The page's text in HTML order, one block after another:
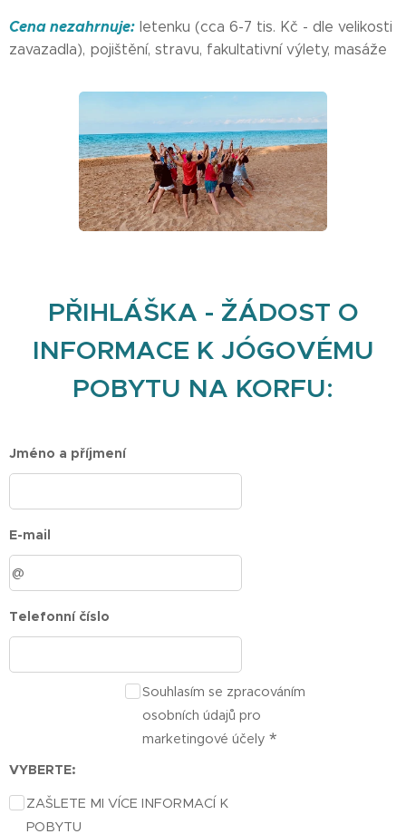
Cena nezahrnuje: letenku (cca 6-7 tis. Kč - dle velikosti
zavazadla), pojištění, stravu, fakultativní výlety, masáže
PŘIHLÁŠKA - ŽÁDOST O
INFORMACE K JÓGOVÉMU
POBYTU NA KORFU:
Jméno a příjmení
E-mail
Telefonní číslo
Souhlasím se zpracováním
osobních údajů pro
marketingové účely
VYBERTE:
ZAŠLETE MI VÍCE INFORMACÍ K
POBYTU